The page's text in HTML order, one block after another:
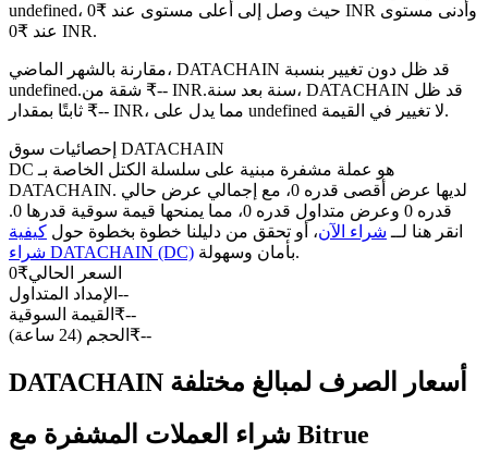
العقود الآجلة USDC
العقود الآجلة باستخدام USDC كضمان
نسخ التداول
انضم إلى أفضل المتداولين
undefined، حيث وصل إلى أعلى مستوى عند ₹0 INR وأدنى مستوى
عند ₹0 INR.
مقارنة بالشهر الماضي، DATACHAIN قد ظل دون تغيير بنسبة
undefined.شقة من ₹-- INR.سنة بعد سنة، DATACHAIN قد ظل
ثابتًا بمقدار ₹-- INR، مما يدل على undefined لا تغيير في القيمة.
إحصائيات سوق DATACHAIN
DC هو عملة مشفرة مبنية على سلسلة الكتل الخاصة بـ
DATACHAIN. لديها عرض أقصى قدره 0، مع إجمالي عرض حالي
قدره 0 وعرض متداول قدره 0، مما يمنحها قيمة سوقية قدرها 0.
انقر هنا لــ شراء الآن، أو تحقق من دليلنا خطوة بخطوة حول كيفية
شراء DATACHAIN (DC)
بأمان وسهولة.
السعر الحالي₹
0
الإمداد المتداول --
القيمة السوقية ₹--
الحجم (24 ساعة) ₹--
DATACHAIN أسعار الصرف لمبالغ مختلفة
شراء العملات المشفرة مع Bitrue